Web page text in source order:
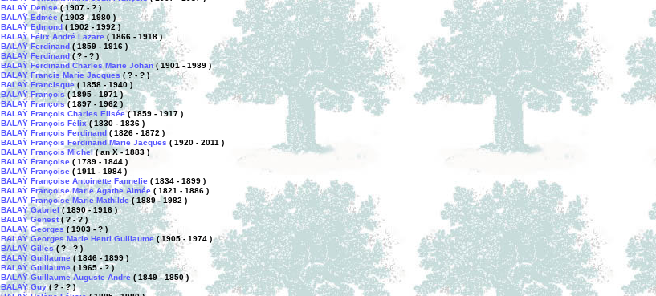
BALAŸ Denise( 1907 - ? )
BALAŸ Edmée ( 1903 - 1980 )
BALAŸ Edmond( 1902 - 1992 )
BALAŸ Félix André Lazare ( 1866 - 1918 )
BALAŸ Ferdinand( 1859 - 1916 )
BALAŸ Ferdinand( ? - ? )
BALAŸ Ferdinand Charles Marie Johan( 1901 - 1989 )
BALAŸ Francis Marie Jacques( ? - ? )
BALAŸ Francisque( 1858 - 1940 )
BALAŸ François( 1895 - 1971 )
BALAŸ François( 1897 - 1962 )
BALAŸ François Charles Elisée( 1859 - 1917 )
BALAŸ François Félix( 1830 - 1836 )
BALAŸ François Ferdinand ( 1826 - 1872 )
BALAŸ François Ferdinand Marie Jacques ( 1920 - 2011 )
BALAŸ François Michel( an X - 1883 )
BALAŸ Françoise ( 1789 - 1844 )
BALAŸ Françoise ( 1911 - 1984 )
BALAŸ Françoise Antoinette Fannelie ( 1834 - 1899 )
BALAŸ Françoise Marie Agathe Aimée ( 1821 - 1886 )
BALAŸ Françoise Marie Mathilde( 1889 - 1982 )
BALAŸ Gabriel( 1890 - 1916 )
BALAŸ Genest( ? - ? )
BALAŸ Georges ( 1903 - ? )
BALAŸ Georges Marie Henri Guillaume( 1905 - 1974 )
BALAŸ Gilles( ? - ? )
BALAŸ Guillaume( 1846 - 1899 )
BALAŸ Guillaume ( 1965 - ? )
BALAŸ Guillaume Auguste André ( 1849 - 1850 )
BALAŸ Guy( ? - ? )